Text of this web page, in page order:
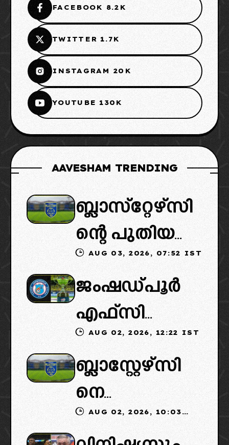
FACEBOOK 8.2K
TWITTER 1.7K
INSTAGRAM 20K
YOUTUBE 130K
AAVESHAM TRENDING
ബ്ലാസ്‌റ്റേഴ്‌സി
ന്റെ പുതിയ
ഉടമകളിൽ
മലബാറിൽ
നിന്നുള്ള
ബിസിനസ്
ഗ്രൂപ്പും:
ക്ലബ്ബിന്റെ
ആസ്ഥാനം
AUG 03, 2026, 07:52 IST
ജംഷഡ്പൂർ
എഫ്സി
മടങ്ങിവരും!:
തിരിച്ചെത്തി
ക്കാൻ
നീക്കങ്ങൾ
AUG 02, 2026, 12:22 IST
ബ്ലാസ്റ്റേഴ്‌സി
നെ
ഏറ്റെടുക്കാൻ
AUG 02, 2026, 10:03
IST